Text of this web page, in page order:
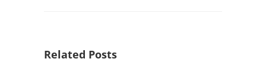
Related Posts